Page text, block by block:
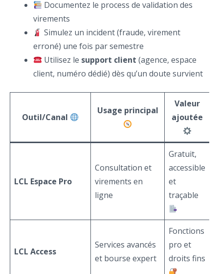
Documentez le process de validation des
virements
Simulez un incident (fraude, virement
erroné) une fois par semestre
Utilisez le support client (agence, espace
client, numéro dédié) dès qu’un doute survient
Outil/Canal
Usage principal
Valeur
ajoutée
LCL Espace Pro
Consultation et
virements en
ligne
Gratuit,
accessible
et
traçable
LCL Access
Services avancés
et bourse expert
Fonctions
pro et
droits fins